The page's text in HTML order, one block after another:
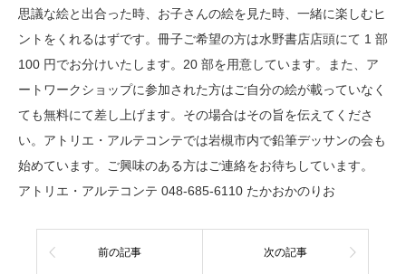
思議な絵と出合った時、お子さんの絵を見た時、一緒に楽しむヒ
ントをくれるはずです。冊子ご希望の方は水野書店店頭にて 1 部
100 円でお分けいたします。20 部を用意しています。また、ア
ートワークショップに参加された方はご自分の絵が載っていなく
ても無料にて差し上げます。その場合はその旨を伝えてくださ
い。アトリエ・アルテコンテでは岩槻市内で鉛筆デッサンの会も
始めています。ご興味のある方はご連絡をお待ちしています。
アトリエ・アルテコンテ 048-685-6110 たかおかのりお
前の記事 次の記事